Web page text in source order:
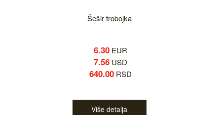
Šešir trobojka
6.30 EUR
7.56 USD
640.00 RSD
Više detalja